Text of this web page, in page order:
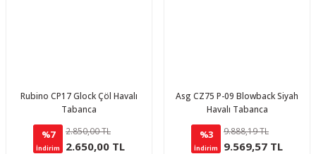
Rubino CP17 Glock Çöl Havalı
Tabanca
%7
İndirim
2.850,00 TL
2.650,00 TL
Asg CZ75 P-09 Blowback Siyah
Havalı Tabanca
%3
İndirim
9.888,19 TL
9.569,57 TL